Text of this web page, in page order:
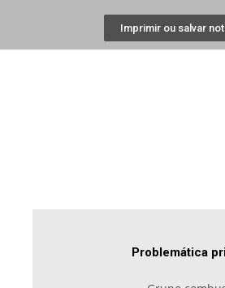
Imprimir ou salvar
Problemática